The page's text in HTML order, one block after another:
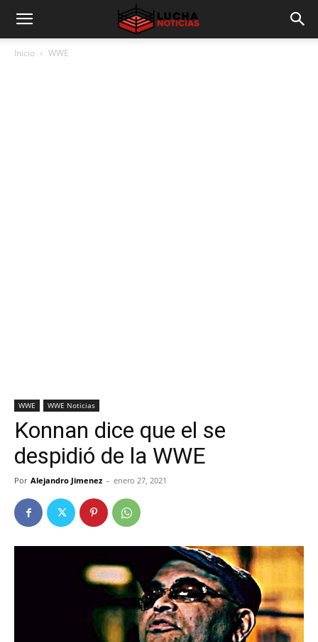
Inicio WWE
WWE WWE Noticias
Konnan dice que el se
despidió de la WWE
Por Alejandro Jimenez - enero 27, 2021